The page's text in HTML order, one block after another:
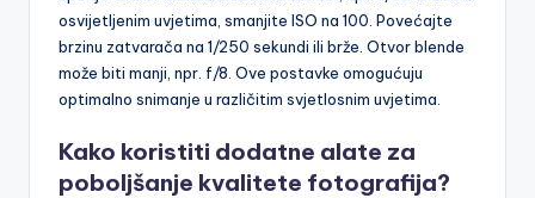
osvijetljenim uvjetima, smanjite ISO na 100. Povećajte
brzinu zatvarača na 1/250 sekundi ili brže. Otvor blende
može biti manji, npr. f/8. Ove postavke omogućuju
optimalno snimanje u različitim svjetlosnim uvjetima.
Kako koristiti dodatne alate za
poboljšanje kvalitete fotografija?